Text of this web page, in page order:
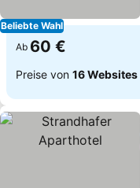
Beliebte Wahl
Ab 60 €
Preise von 16 Websites